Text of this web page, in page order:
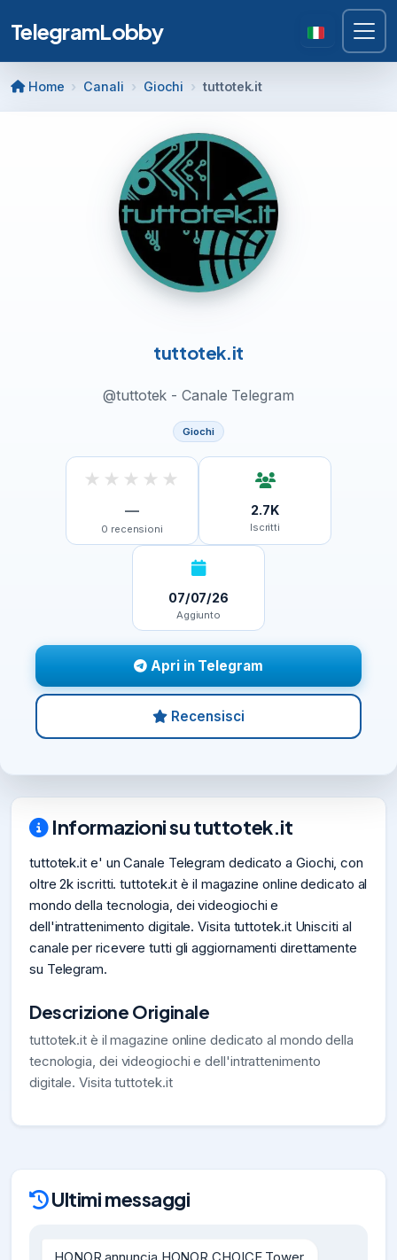
TelegramLobby
Home Canali Giochi tuttotek.it
tuttotek.it
@tuttotek - Canale Telegram
Giochi
★ ★ ★ ★ ★
—
0 recensioni
2.7K
Iscritti
07/07/26
Aggiunto
Apri in Telegram
Recensisci
Informazioni su tuttotek.it
tuttotek.it e' un Canale Telegram dedicato a Giochi, con
oltre 2k iscritti. tuttotek.it è il magazine online dedicato al
mondo della tecnologia, dei videogiochi e
dell'intrattenimento digitale. Visita tuttotek.it Unisciti al
canale per ricevere tutti gli aggiornamenti direttamente
su Telegram.
Descrizione Originale
tuttotek.it è il magazine online dedicato al mondo della
tecnologia, dei videogiochi e dell'intrattenimento
digitale. Visita tuttotek.it
Ultimi messaggi